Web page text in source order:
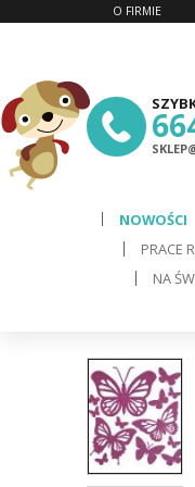
O FIRMIE
NOWOŚCI
PRACE
NA